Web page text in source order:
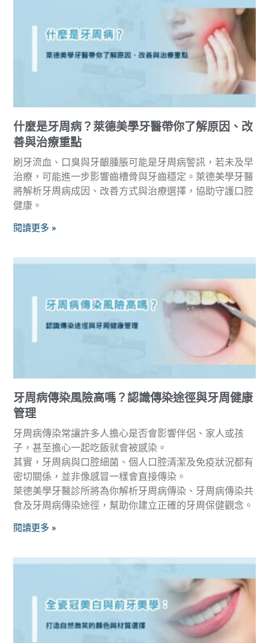
什麼是牙周病？萊德美學牙醫帶你了解原因、改
善與治療重點
刷牙流血、口臭與牙齦腫脹可能是牙周病警訊，若未及早
治療，可能進一步影響齒槽骨與牙齒穩定。萊德美學牙醫
將解析牙周病成因、改善方式與治療選擇，協助守護口腔
健康。
閱讀更多 »
牙周病傳染風險高嗎？認識傳染途徑與牙周健康
管理
牙周病傳染常讓許多人擔心是否會影響伴侶、家人或孩
子，甚至擔心一起吃飯就會被感染。
其實，牙周病與口腔細菌、個人口腔清潔及免疫狀況都有
密切關係，並非像感冒一樣會直接傳染。
萊德美學牙醫診所將為你解析牙周病傳染、牙周病傳染共
食及牙周病傳染途徑，幫助你建立正確的牙周保健觀念。
閱讀更多 »